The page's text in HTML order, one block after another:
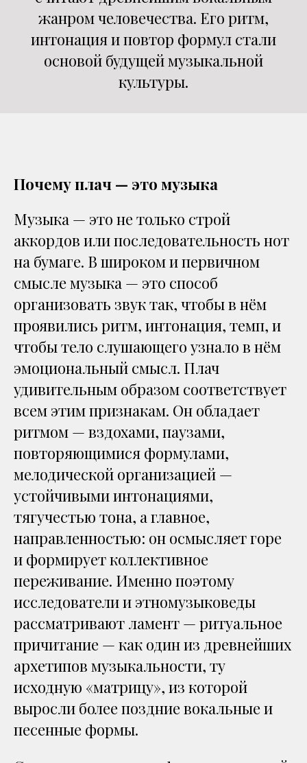
жанром человечества. Его ритм,
интонация и повтор формул стали
основой будущей музыкальной
культуры.
Почему плач — это музыка
Музыка — это не только строй
аккордов или последовательность нот
на бумаге. В широком и первичном
смысле музыка — это способ
организовать звук так, чтобы в нём
проявились ритм, интонация, темп, и
чтобы тело слушающего узнало в нём
эмоциональный смысл. Плач
удивительным образом соответствует
всем этим признакам. Он обладает
ритмом — вздохами, паузами,
повторяющимися формулами,
мелодической организацией —
устойчивыми интонациями,
тягучестью тона, а главное,
направленностью: он осмысляет горе
и формирует коллективное
переживание. Именно поэтому
исследователи и этномузыковеды
рассматривают ламент — ритуальное
причитание — как один из древнейших
архетипов музыкальности, ту
исходную «матрицу», из которой
выросли более поздние вокальные и
песенные формы.